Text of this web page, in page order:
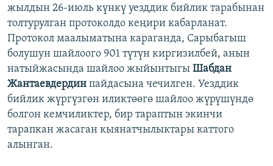
жылдын 26-июль күнкү уезддик бийлик тарабынан
толтурулган протоколдо кеңири кабарланат.
Протокол маалыматына караганда, Сарыбагыш
болушун шайлоого 901 түтүн киргизилбей, анын
натыйжасында шайлоо жыйынтыгы Шабдан
Жантаевдердин пайдасына чечилген. Уезддик
бийлик жүргүзгөн иликтөөгө шайлоо жүрүшүндө
болгон кемчиликтер, бир тараптын экинчи
тарапкан жасаган кыянатчылыктары каттого
алынган.